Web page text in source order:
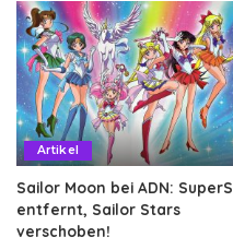
Artikel
Sailor Moon bei ADN: SuperS
entfernt, Sailor Stars
verschoben!